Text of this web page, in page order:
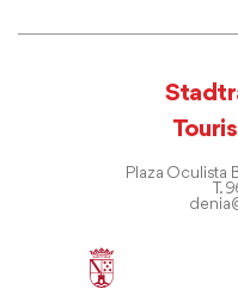
Plaza Oculista
T.